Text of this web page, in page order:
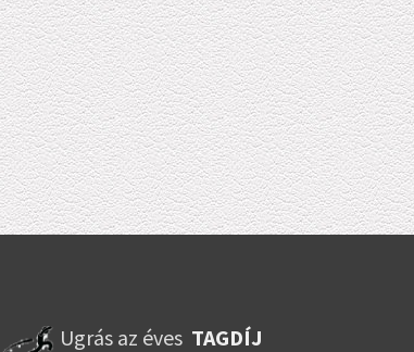
Ugrás az éves TAGDÍJ